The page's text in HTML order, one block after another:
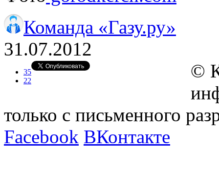
Команда «Газу.ру»
31.07.2012
35
22
©
только с письменного
Facebook ВКонтакте